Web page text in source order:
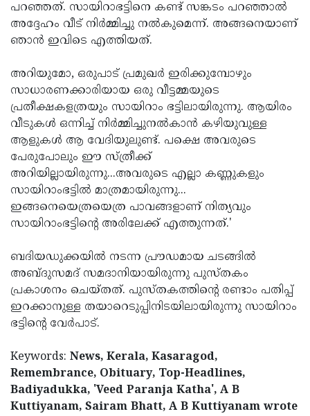
പറഞ്ഞത്. സായിറാഭട്ടിനെ കണ്ട് സങ്കടം പറഞ്ഞാല്‍
അദ്ദേഹം വീട് നിര്‍മ്മിച്ചു നല്‍കുമെന്ന്. അങ്ങനെയാണ്
ഞാന്‍ ഇവിടെ എത്തിയത്.
അറിയുമോ, ഒരുപാട് പ്രമുഖര്‍ ഇരിക്കുമ്പോഴും
സാധാരണക്കാരിയായ ഒരു വീട്ടമ്മയുടെ
പ്രതീക്ഷകളത്രയും സായിറാം ഭട്ടിലായിരുന്നു. ആയിരം
വീടുകള്‍ ഒന്നിച്ച് നിര്‍മ്മിച്ചുനല്‍കാന്‍ കഴിയുവുള്ള
ആളുകള്‍ ആ വേദിയുലുണ്ട്. പക്ഷെ അവരുടെ
പേരുപോലും ഈ സ്ത്രീക്ക്
അറിയില്ലായിരുന്നു...അവരുടെ എല്ലാ കണ്ണുകളും
സായിറാംഭട്ടില്‍ മാത്രമായിരുന്നു...
ഇങ്ങനെയെത്രയെത്ര പാവങ്ങളാണ് നിത്യവും
സായിറാംഭട്ടിന്റെ അരിലേക്ക് എത്തുന്നത്.'
ബദിയഡുക്കയില്‍ നടന്ന പ്രൗഡമായ ചടങ്ങില്‍
അബ്ദുസമദ് സമദാനിയായിരുന്നു പുസ്തകം
പ്രകാശനം ചെയ്തത്. പുസ്തകത്തിന്റെ രണ്ടാം പതിപ്പ്
ഇറക്കാനുള്ള തയാറെടുപ്പിനിടയിലായിരുന്നു സായിറാം
ഭട്ടിന്റെ വേര്‍പാട്.
Keywords: News, Kerala, Kasaragod,
Remembrance, Obituary, Top-Headlines,
Badiyadukka, 'Veed Paranja Katha', A B
Kuttiyanam, Sairam Bhatt, A B Kuttiyanam wrote